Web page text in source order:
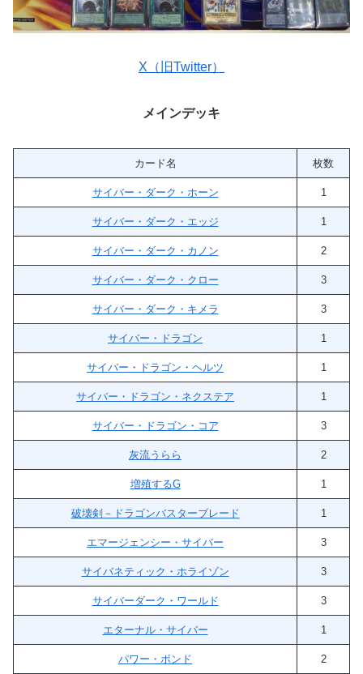
X（旧Twitter）
メインデッキ
カード名 枚数
サイバー・ダーク・ホーン 1
サイバー・ダーク・エッジ 1
サイバー・ダーク・カノン 2
サイバー・ダーク・クロー 3
サイバー・ダーク・キメラ 3
サイバー・ドラゴン 1
サイバー・ドラゴン・ヘルツ 1
サイバー・ドラゴン・ネクステア 1
サイバー・ドラゴン・コア 3
灰流うらら 2
増殖するG 1
破壊剣－ドラゴンバスターブレード 1
エマージェンシー・サイバー 3
サイバネティック・ホライゾン 3
サイバーダーク・ワールド 3
エターナル・サイバー 1
パワー・ボンド 2